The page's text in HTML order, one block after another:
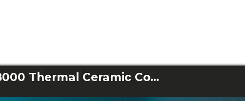
ReadyWarm 8000 Thermal Ceramic Connected